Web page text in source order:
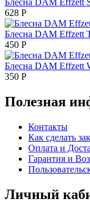
628 Р
Блесна DAM Effzett
450 Р
Блесна DAM Effzett
350 Р
Полезная
Контакты
Как сделать
Оплата и
Гарантия и
Личный